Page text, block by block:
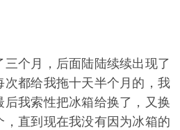
个月，后面陆陆续续出现了
次都给我拖十天半个月的，我
后我索性把冰箱给换了，又换
，直到现在我没有因为冰箱的